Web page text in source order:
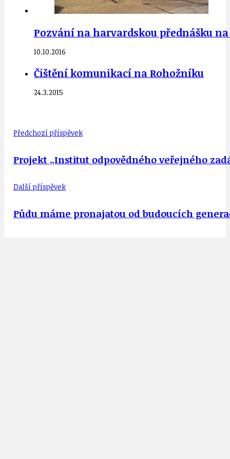
Pozvání na harvardskou přednášku na
10.10.2016
Čištění komunikací na Rohožníku
24.3.2015
Předchozí příspěvek
Projekt „Institut odpovědného veřejného
Další příspěvek
Půdu máme pronajatou od budoucích